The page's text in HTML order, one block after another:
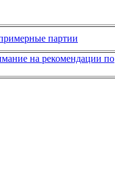
партии
на рекомендации по